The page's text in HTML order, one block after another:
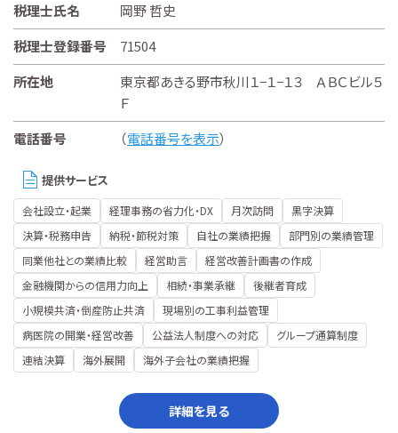
税理士氏名
岡野 哲史
税理士登録番号
71504
所在地
東京都あきる野市秋川１−１−１３ ＡＢＣビル５
Ｆ
電話番号
（電話番号を表示）
提供サービス
会社設立・起業 経理事務の省力化・DX 月次訪問
黒字決算
決算・税務申告
納税・節税対策 自社の業績把握
部門別の業績管理
同業他社との業績比較
経営助言
経営改善計画書の作成
金融機関からの信用力向上
相続・事業承継
後継者育成
小規模共済・倒産防止共済
現場別の工事利益管理
病医院の開業・経営改善
公益法人制度への対応
グループ通算制度
連結決算
海外展開 海外子会社の業績把握
詳細を見る